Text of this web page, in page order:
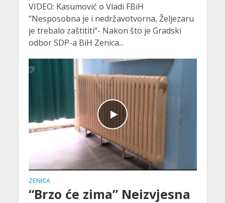
VIDEO: Kasumović o Vladi FBiH
“Nesposobna je i nedržavotvorna, Željezaru
je trebalo zaštititi”- Nakon što je Gradski
odbor SDP-a BiH Zenica...
ZENICA
“Brzo će zima” Neizvjesna